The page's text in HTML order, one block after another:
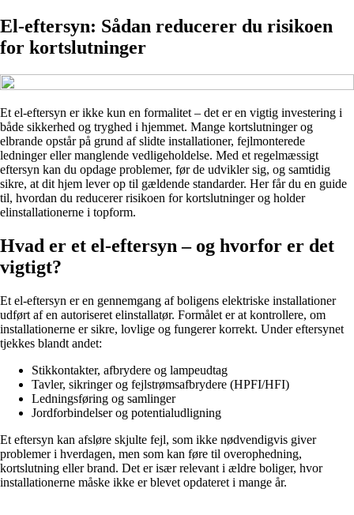
El-eftersyn: Sådan reducerer du risikoen
for kortslutninger
Et el-eftersyn er ikke kun en formalitet – det er en vigtig investering i
både sikkerhed og tryghed i hjemmet. Mange kortslutninger og
elbrande opstår på grund af slidte installationer, fejlmonterede
ledninger eller manglende vedligeholdelse. Med et regelmæssigt
eftersyn kan du opdage problemer, før de udvikler sig, og samtidig
sikre, at dit hjem lever op til gældende standarder. Her får du en guide
til, hvordan du reducerer risikoen for kortslutninger og holder
elinstallationerne i topform.
Hvad er et el-eftersyn – og hvorfor er det
vigtigt?
Et el-eftersyn er en gennemgang af boligens elektriske installationer
udført af en autoriseret elinstallatør. Formålet er at kontrollere, om
installationerne er sikre, lovlige og fungerer korrekt. Under eftersynet
tjekkes blandt andet:
Stikkontakter, afbrydere og lampeudtag
Tavler, sikringer og fejlstrømsafbrydere (HPFI/HFI)
Ledningsføring og samlinger
Jordforbindelser og potentialudligning
Et eftersyn kan afsløre skjulte fejl, som ikke nødvendigvis giver
problemer i hverdagen, men som kan føre til overophedning,
kortslutning eller brand. Det er især relevant i ældre boliger, hvor
installationerne måske ikke er blevet opdateret i mange år.